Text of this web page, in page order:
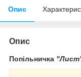
Опис
Опис
Попільничка